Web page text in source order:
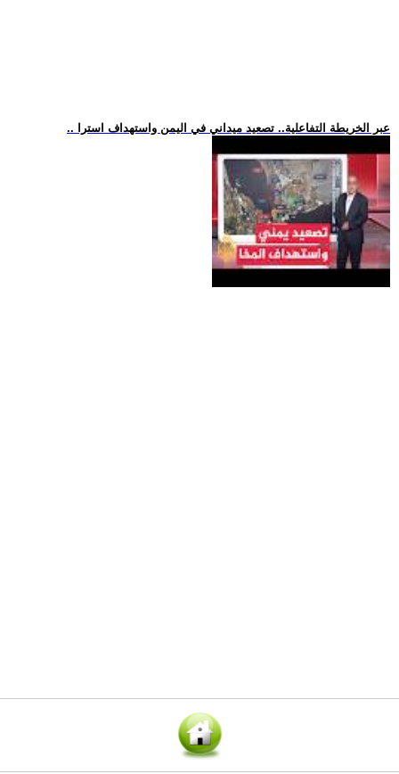
.. عبر الخريطة التفاعلية.. تصعيد ميداني في اليمن واستهداف استرا